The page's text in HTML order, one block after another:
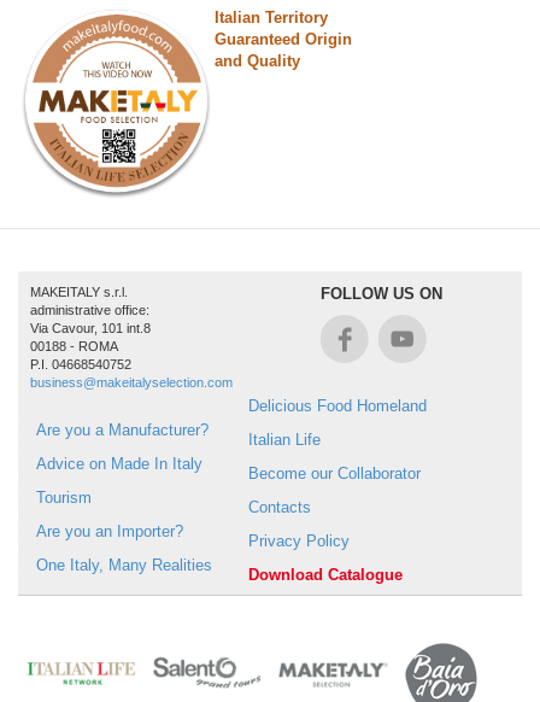
Italian Territory
Guaranteed Origin
and Quality
MAKEITALY s.r.l.
administrative office:
Via Cavour, 101 int.8
00188 - ROMA
P.I. 04668540752
business@makeitalyselection.com
FOLLOW US ON
Are you a Manufacturer?
Advice on Made In Italy
Tourism
Are you an Importer?
One Italy, Many Realities
Delicious Food Homeland
Italian Life
Become our Collaborator
Contacts
Privacy Policy
Download Catalogue